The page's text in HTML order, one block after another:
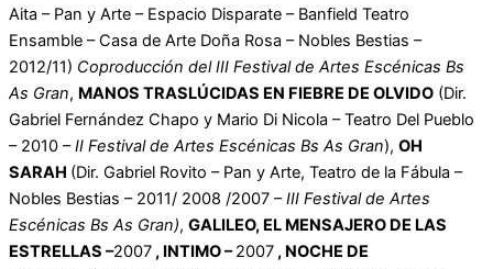
Aita – Pan y Arte – Espacio Disparate – Banfield Teatro
Ensamble – Casa de Arte Doña Rosa – Nobles Bestias –
2012/11) Coproducción del III Festival de Artes Escénicas Bs
As Gran, MANOS TRASLÚCIDAS EN FIEBRE DE OLVIDO (Dir.
Gabriel Fernández Chapo y Mario Di Nicola – Teatro Del Pueblo
– 2010 –II Festival de Artes Escénicas Bs As Gran), OH
SARAH (Dir. Gabriel Rovito – Pan y Arte, Teatro de la Fábula –
Nobles Bestias – 2011/ 2008 /2007 –III Festival de Artes
Escénicas Bs As Gran), GALILEO, EL MENSAJERO DE LAS
ESTRELLAS –2007 , INTIMO –2007 , NOCHE DE